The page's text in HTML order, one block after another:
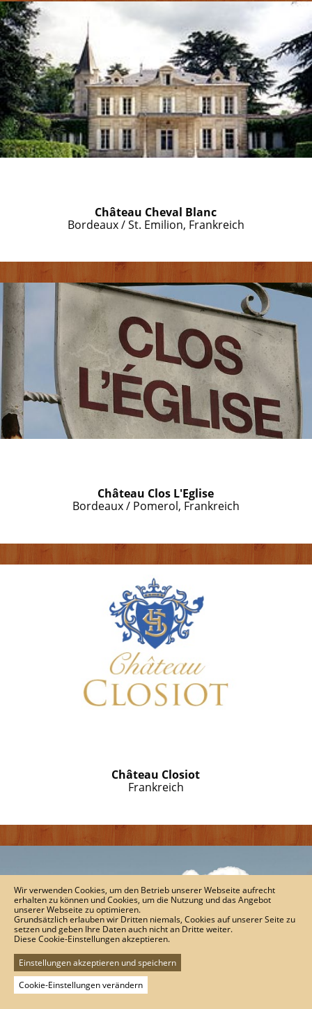
Château Cheval Blanc
Bordeaux / St. Emilion, Frankreich
Château Clos L'Eglise
Bordeaux / Pomerol, Frankreich
Château Closiot
Frankreich
Wir verwenden Cookies, um den Betrieb unserer Webseite aufrecht
erhalten zu können und Cookies, um die Nutzung und das Angebot
unserer Webseite zu optimieren.
Grundsätzlich erlauben wir Dritten niemals, Cookies auf unserer Seite zu
setzen und geben Ihre Daten auch nicht an Dritte weiter.
Diese Cookie-Einstellungen akzeptieren.
Einstellungen akzeptieren und speichern
Cookie-Einstellungen verändern